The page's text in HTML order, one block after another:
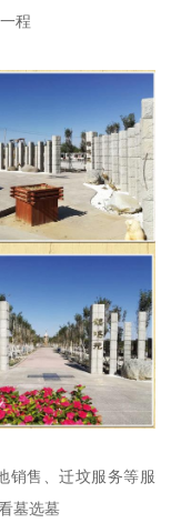
程
销售、迁坟服务等服
墓选墓